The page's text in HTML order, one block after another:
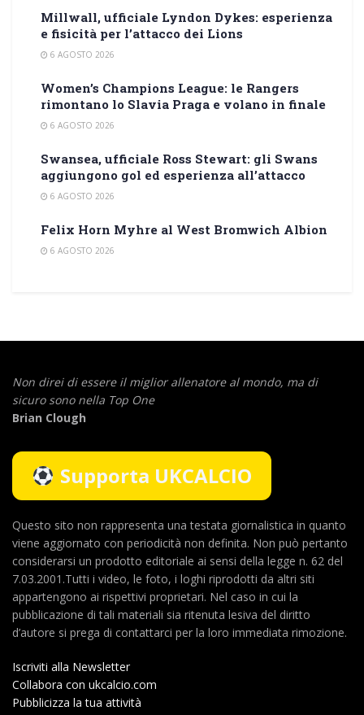
Millwall, ufficiale Lyndon Dykes: esperienza
e fisicità per l’attacco dei Lions
6 AGOSTO 2026
Women’s Champions League: le Rangers
rimontano lo Slavia Praga e volano in finale
6 AGOSTO 2026
Swansea, ufficiale Ross Stewart: gli Swans
aggiungono gol ed esperienza all’attacco
6 AGOSTO 2026
Felix Horn Myhre al West Bromwich Albion
6 AGOSTO 2026
Non direi di essere il miglior allenatore al mondo, ma di
sicuro sono nella Top One
Brian Clough
Supporta UKCALCIO
Questo sito non rappresenta una testata giornalistica in quanto
viene aggiornato con periodicità non definita. Non può pertanto
considerarsi un prodotto editoriale ai sensi della legge n. 62 del
7.03.2001.Tutti i video, le foto, i loghi riprodotti da altri siti
appartengono ai rispettivi proprietari. Nel caso in cui la
pubblicazione di tali materiali sia ritenuta lesiva del diritto
d’autore si prega di contattarci per la loro immediata rimozione.
Iscriviti alla Newsletter
Collabora con ukcalcio.com
Pubblicizza la tua attività